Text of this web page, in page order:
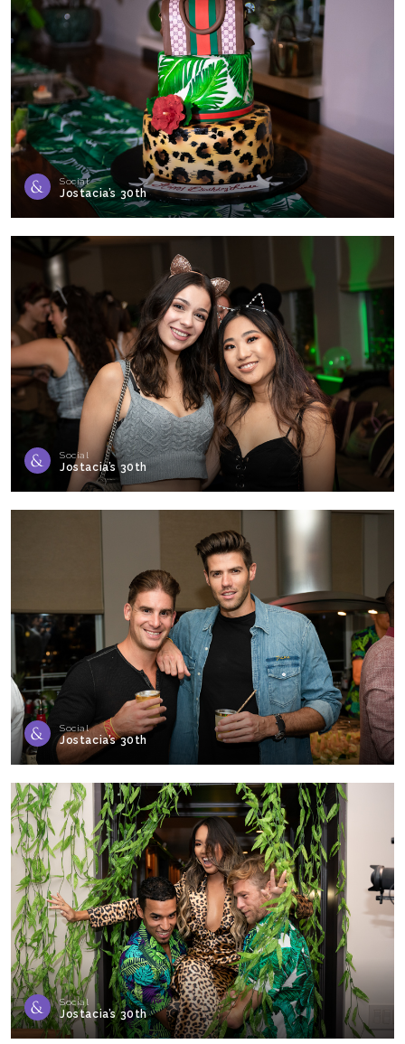
Social
Jostacia’s 30th
Social
Jostacia’s 30th
Social
Jostacia’s 30th
Social
Jostacia’s 30th